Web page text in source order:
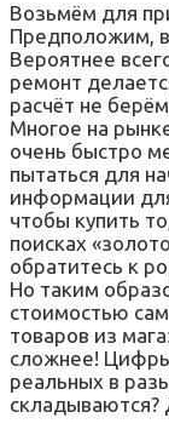
Возьмём для
Предположим,
Вероятнее
ремонт
расчёт не
Многое на
очень быстро
пытаться для
информации
чтобы купить
поисках
обратитесь к
Но таким
стоимостью
товаров из
сложнее!
реальных в
складываются?